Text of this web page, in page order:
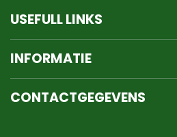
USEFULL LINKS
INFORMATIE
CONTACTGEGEVENS